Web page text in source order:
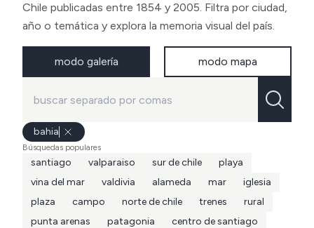
Chile publicadas entre 1854 y 2005. Filtra por ciudad,
año o temática y explora la memoria visual del país.
modo galería modo mapa
bahia
Búsquedas populares
santiago valparaiso sur de chile
playa
vina del mar
valdivia alameda mar
iglesia
plaza
campo norte de chile trenes
rural
punta arenas
patagonia
centro de santiago